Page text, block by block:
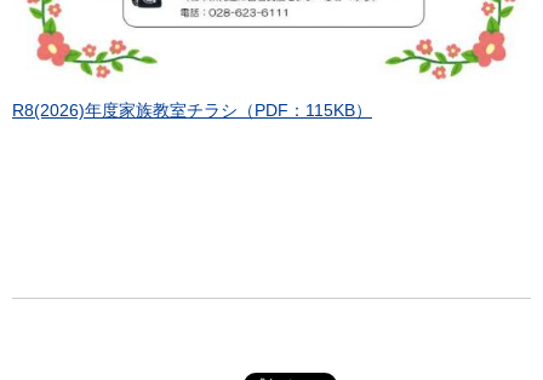
R8(2026)年度家族教室チラシ（PDF：115KB）